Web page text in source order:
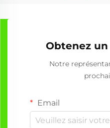
Obtenez
Notre
Email